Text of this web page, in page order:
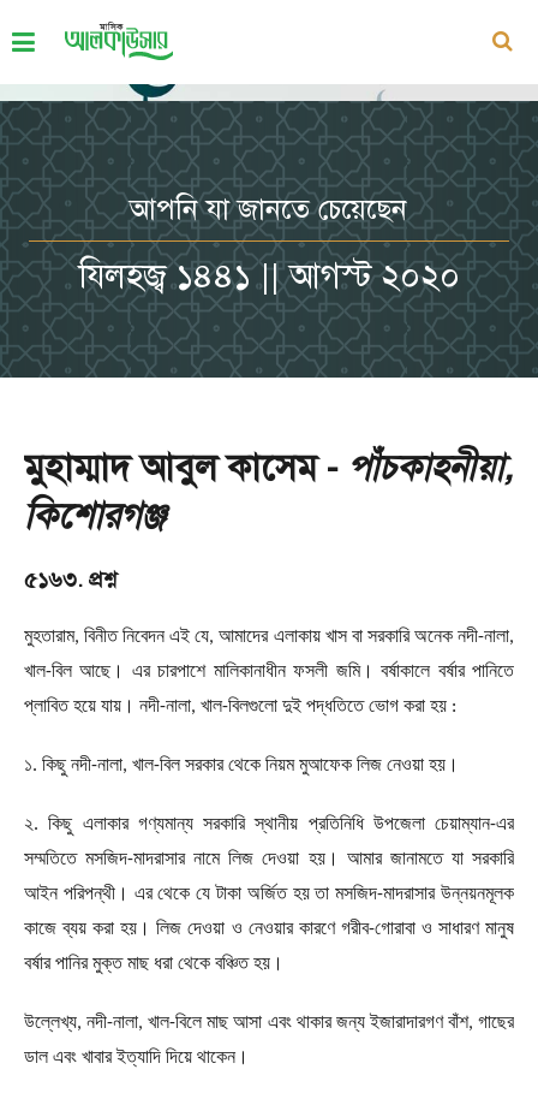
আপনি যা জানতে চেয়েছেন
যিলহজ্ব ১৪৪১ || আগস্ট ২০২০
মুহাম্মাদ আবুল কাসেম - পাঁচকাহনীয়া,
কিশোরগঞ্জ
৫১৬৩. প্রশ্ন
মুহতারাম,বিনীত নিবেদন এই যে,আমাদের এলাকায় খাস বা সরকারি অনেক নদী-নালা,
খাল-বিল আছে। এর চারপাশে মালিকানাধীন ফসলী জমি। বর্ষাকালে বর্ষার পানিতে
প্লাবিত হয়ে যায়। নদী-নালা, খাল-বিলগুলো দুই পদ্ধতিতে ভোগ করা হয় :
১. কিছু নদী-নালা, খাল-বিল সরকার থেকে নিয়ম মুআফেক লিজ নেওয়া হয়।
২. কিছু এলাকার গণ্যমান্য সরকারি স্থানীয় প্রতিনিধি উপজেলা চেয়াম্যান-এর
সম্মতিতে মসজিদ-মাদরাসার নামে লিজ দেওয়া হয়। আমার জানামতে যা সরকারি
আইন পরিপন্থী। এর থেকে যে টাকা অর্জিত হয় তা মসজিদ-মাদরাসার উন্নয়নমূলক
কাজে ব্যয় করা হয়। লিজ দেওয়া ও নেওয়ার কারণে গরীব-গোরাবা ও সাধারণ মানুষ
বর্ষার পানির মুক্ত মাছ ধরা থেকে বঞ্চিত হয়।
উল্লেখ্য,নদী-নালা,খাল-বিলে মাছ আসা এবং থাকার জন্য ইজারাদারগণ বাঁশ,গাছের
ডাল এবং খাবার ইত্যাদি দিয়ে থাকেন।